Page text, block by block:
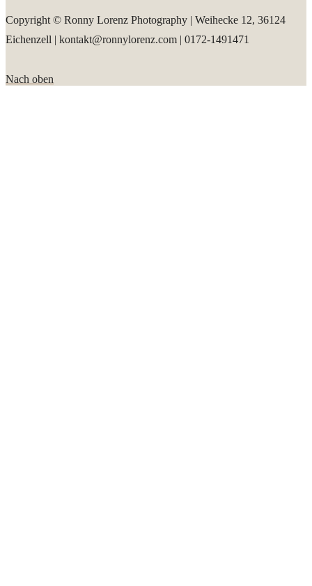
Copyright © Ronny Lorenz Photography | Weihecke 12, 36124
Eichenzell | kontakt@ronnylorenz.com | 0172-1491471
Nach oben